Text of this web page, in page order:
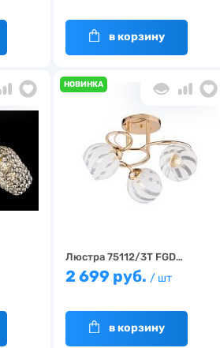
в корзину
НОВИНКА
Люстра 75112/3T FGD…
2 699 руб. / шт
в корзину